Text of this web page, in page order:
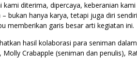
kami diterima, dipercaya, keberanian
bukan hanya karya, tetapi juga diri
memberikan garis besar arti kegiatan ini.
hasil kolaborasi para seniman dalam
Molly Crabapple (seniman dan penulis),